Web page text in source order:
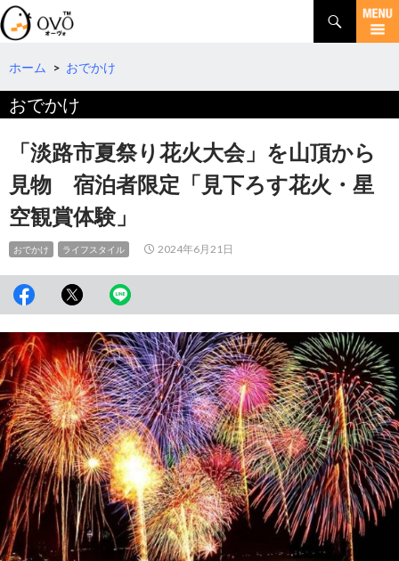
検
索
コ
テ
ツ
へ
ホーム > おでかけ
おでかけ
「淡路市夏祭り花火大会」を山頂から
見物 宿泊者限定「見下ろす花火・星
空観賞体験」
おでかけ ライフスタイル 2024年6月21日